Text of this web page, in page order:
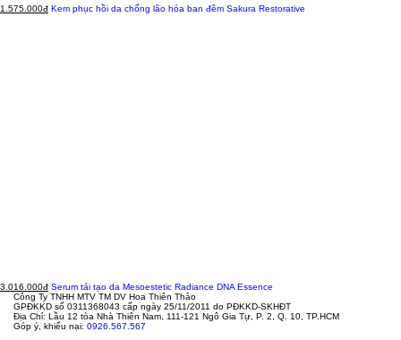
1.575.000đ Kem phục hồi da chống lão hóa ban đêm Sakura Restorative
3.016.000đ Serum tái tạo da Mesoestetic Radiance DNA Essence
Công Ty TNHH MTV TM DV Hoa Thiên Thảo
GPĐKKD số 0311368043 cấp ngày 25/11/2011 do PĐKKD-SKHĐT
Địa Chỉ: Lầu 12 tòa Nhà Thiên Nam, 111-121 Ngô Gia Tự, P. 2, Q. 10, TP.HCM
Góp ý, khiếu nại: 0926.567.567